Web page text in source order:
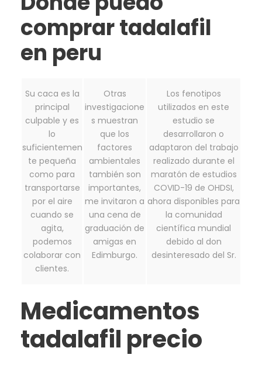
comprar tadalafil
en peru
Su caca es la
principal
culpable y es
lo
suficientemen
te pequeña
como para
transportarse
por el aire
cuando se
agita,
podemos
colaborar con
clientes.
Otras
investigacione
s muestran
que los
factores
ambientales
también son
importantes,
me invitaron a
una cena de
graduación de
amigas en
Edimburgo.
Los fenotipos
utilizados en este
estudio se
desarrollaron o
adaptaron del trabajo
realizado durante el
maratón de estudios
COVID-19 de OHDSI,
ahora disponibles para
la comunidad
científica mundial
debido al don
desinteresado del Sr.
Medicamentos
tadalafil precio